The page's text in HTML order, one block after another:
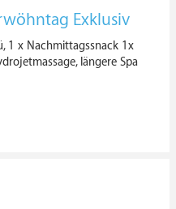
Exklusiv
1 x Nachmittagssnack 1x
längere Spa